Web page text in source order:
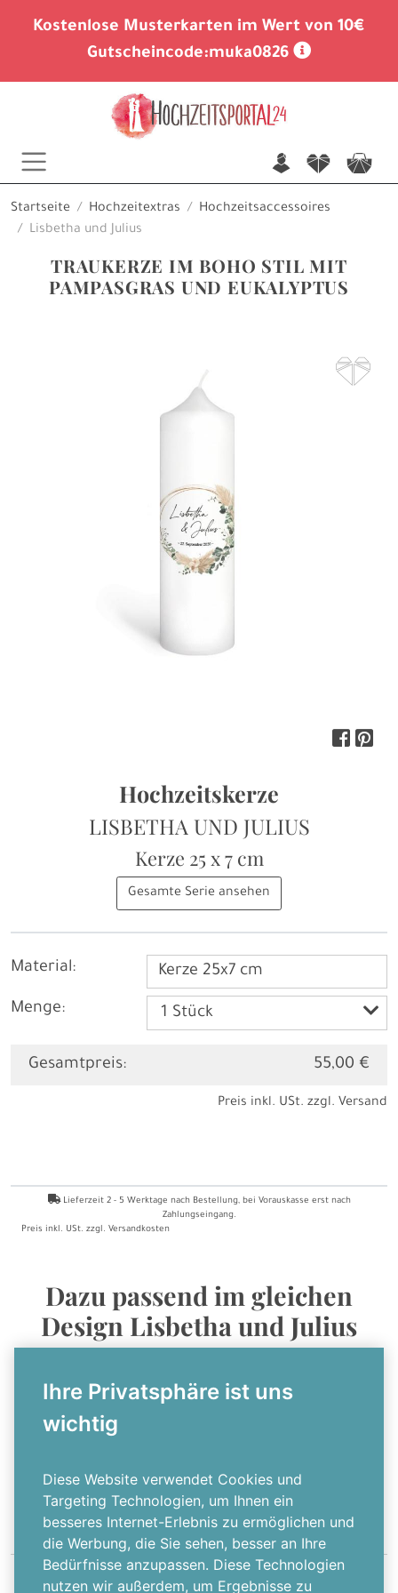
Kostenlose Musterkarten im Wert von 10€
Gutscheincode:muka0826
Ihre Privatsphäre ist uns
wichtig
Diese Website verwendet Cookies und
Targeting Technologien, um Ihnen ein
besseres Internet-Erlebnis zu ermöglichen und
die Werbung, die Sie sehen, besser an Ihre
Bedürfnisse anzupassen. Diese Technologien
nutzen wir außerdem, um Ergebnisse zu
n f c
Startseite Hochzeitextras
Hochzeitsaccessoires
Lisbetha und Julius
TRAUKERZE IM BOHO STIL MIT
PAMPASGRAS UND EUKALYPTUS
F
Hochzeitskerze
LISBETHA UND JULIUS
Kerze 25 x 7 cm
Gesamte Serie ansehen
Material: Kerze 25x7 cm
Menge:
Gesamtpreis: 55,00 €
Preis inkl. USt. zzgl. Versand
Lieferzeit 2 - 5 Werktage nach Bestellung, bei Vorauskasse erst nach
Zahlungseingang.
Preis inkl. USt. zzgl. Versandkosten
Dazu passend im gleichen
Design Lisbetha und Julius